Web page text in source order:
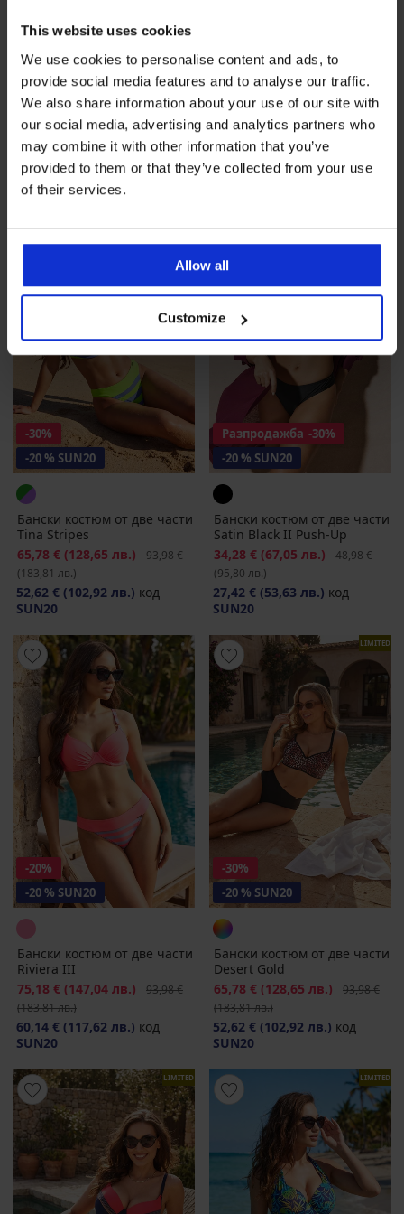
This website uses cookies
We use cookies to personalise content and ads, to
provide social media features and to analyse our traffic.
We also share information about your use of our site with
our social media, advertising and analytics partners who
may combine it with other information that you’ve
provided to them or that they’ve collected from your use
of their services.
Allow all
Customize
-20 % SUN20
Бански костюм от две части
Edith Petrol
Намаление
51,49 €(100,71 лв.) Първоначална цена
102,98 €
41,19 €(80,56 лв.)код
SUN20
Дамски бански от две части
Ezer Black
93,98 €(183,81 лв.)
-30%
-20 % SUN20
Бански костюм от две части
Tina Stripes
Намаление
65,78 € (128,65 лв.) Първоначална цена
93,98 €
(183,81 лв.)
52,62 € (102,92 лв.) код
SUN20
Разпродажба -30%
-20 % SUN20
Бански костюм от две части
Satin Black II Push-Up
Намаление
34,28 € (67,05 лв.)
48,98 €
(95,80 лв.)
27,42 € (53,63 лв.) код
SUN20
-20%
-20 % SUN20
Бански костюм от две части
Riviera III
Намаление
75,18 € (147,04 лв.) Първоначална цена
93,98 €
(183,81 лв.)
60,14 € (117,62 лв.) код
SUN20
LIMITED
-30%
-20 % SUN20
Бански костюм от две части
Desert Gold
Намаление
65,78 € (128,65 лв.)
93,98 €
(183,81 лв.)
52,62 € (102,92 лв.) код
SUN20
LIMITED LIMITED